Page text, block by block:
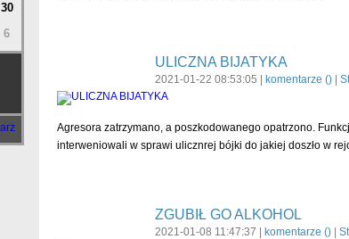
30
6
ULICZNA BIJATYKA
2021-01-22 08:53:05 | komentarze ()|
Agresora zatrzymano, a poszkodowanego opatrzono.
interweniowali w sprawi ulicznrej bójki do jakiej doszło w
ZGUBIŁ GO ALKOHOL
2021-01-08 11:47:37 | komentarze ()|